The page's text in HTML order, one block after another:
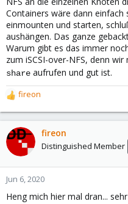
Containers wäre dann
einmounten und starten,
aushängen. Das ganze
Warum gibt es das immer
zum iSCSI-over-NFS, denn
share aufrufen und gut ist.
R
e
a
c
t
o
n
s
:
fireon
fireon
Distinguished Member
Jun 6, 2020
Heng mich hier mal dran...